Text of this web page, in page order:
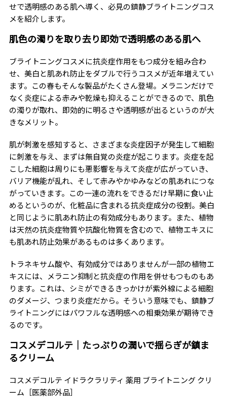
せで透明感のある肌へ導く、必見の鎮静ブライトニングコス
メを紹介します。
肌色の濁りを取り去り即効で透明感のある肌へ
ブライトニングコスメに抗炎症作用をもつ成分を組み合わ
せ、美白と肌あれ防止をダブルで行うコスメが近年増えてい
ます。この春もそんな製品がたくさん登場。メラニンだけで
なく炎症による赤みや乾燥も抑えることができるので、肌色
の濁りが取れ、即効的に明るさや透明感が出るというのが大
きなメリット。
肌が刺激を感知すると、さまざまな炎症因子が発生して細胞
に刺激を与え、まずは無自覚の炎症が起こります。炎症を起
こした細胞は周りにも悪影響を与えて炎症が広がっていき、
バリア機能が乱れ、そして赤みやかゆみなどの肌あれにつな
がっていきます。この一連の流れをできるだけ早期に食い止
めるというのが、化粧品に含まれる抗炎症成分の役割。美白
と同じように肌あれ防止の有効成分もあります。また、植物
は天然の抗炎症物質や抗酸化物質を含むので、植物エキスに
も肌あれ防止効果があるものは多くあります。
トラネキサム酸や、有効成分ではありませんが一部の植物エ
キスには、メラニン抑制と抗炎症の作用を併せもつものもあ
ります。これは、シミができるきっかけが紫外線による細胞
のダメージ、つまり炎症だから。そういう意味でも、鎮静ブ
ライトニングにはパワフルな透明感への相乗効果が期待でき
るのです。
コスメデコルテ｜たっぷりの潤いで揺らぎが鎮ま
るクリーム
コスメデコルテ イドラクラリティ 薬用 ブライトニング クリ
ーム［医薬部外品］